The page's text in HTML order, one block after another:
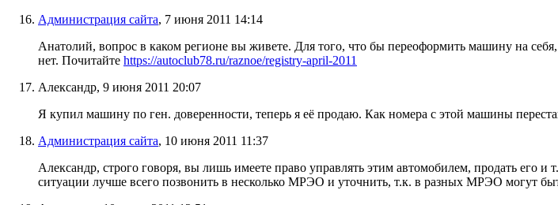
Администрация сайта, 7 июня 2011 14:14
Анатолий, вопрос в каком регионе вы живете. Для того, что бы переоформить машину на
нет. Почитайте https://autoclub78.ru/raznoe/registry-april-2011
Александр, 9 июня 2011 20:07
Я купил машину по ген. доверенности, теперь я её продаю. Как номера с этой машины
Администрация сайта, 10 июня 2011 11:37
Александр, строго говоря, вы лишь имеете право управлять этим автомобилем, продать его
ситуации лучше всего позвонить в несколько МРЭО и уточнить, т.к. в разных МРЭО могут